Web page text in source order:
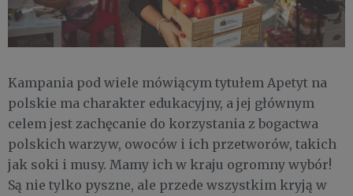
Kampania pod wiele mówiącym tytułem Apetyt na
polskie ma charakter edukacyjny, a jej głównym
celem jest zachęcanie do korzystania z bogactwa
polskich warzyw, owoców i ich przetworów, takich
jak soki i musy. Mamy ich w kraju ogromny wybór!
Są nie tylko pyszne, ale przede wszystkim kryją w